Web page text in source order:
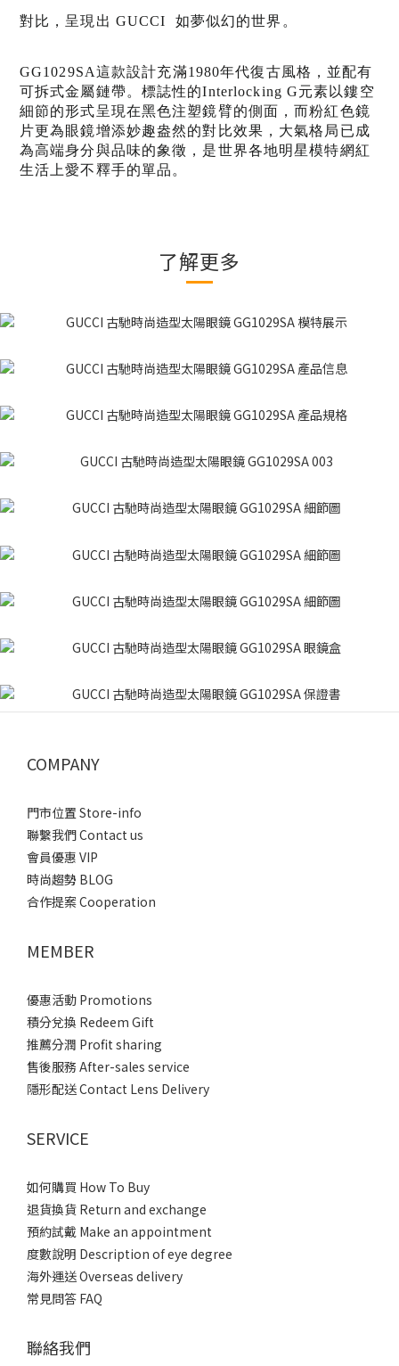
對比，呈現出 GUCCI 如夢似幻的世界。
GG1029SA這款設計充滿1980年代復古風格，並配有
可拆式金屬鏈帶。標誌性的Interlocking G元素以鏤空
細節的形式呈現在黑色注塑鏡臂的側面，而粉紅色鏡
片更為眼鏡增添妙趣盎然的對比效果， 大氣格局已成
為高端身分與品味的象徵，是世界各地明星模特網紅
生活上愛不釋手的單品。
了解更多
COMPANY
門市位置 Store-info
聯繫我們 Contact us
會員優惠 VIP
時尚趨勢 BLOG
合作提案 Cooperation
MEMBER
優惠活動 Promotions
積分兌換 Redeem Gift
推薦分潤 Profit sharing
售後服務 After-sales service
隱形配送 Contact Lens Delivery
SERVICE
如何購買 How To Buy
退貨換貨 Return and exchange
預約試戴 Make an appointment
度數說明 Description of eye degree
海外運送 Overseas delivery
常見問答 FAQ
聯絡我們